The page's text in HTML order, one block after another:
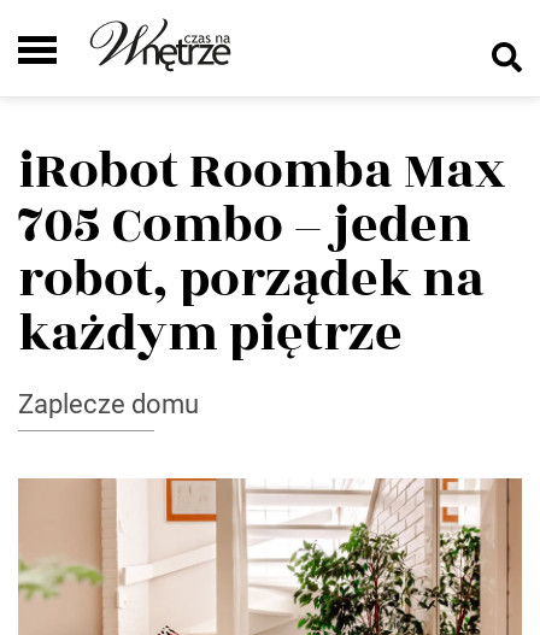
iRobot Roomba Max
705 Combo – jeden
robot, porządek na
każdym piętrze
Zaplecze domu